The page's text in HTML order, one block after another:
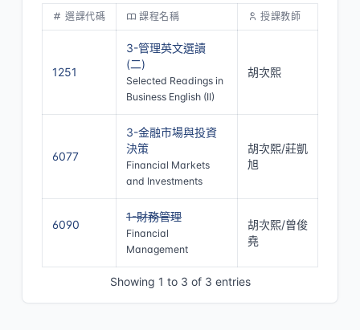
選課代碼 課程名稱 授課教師
1251
3-管理英文選讀
(二)
Selected Readings in
Business English (II)
胡次熙
6077
3-金融市場與投資
決策
Financial Markets
and Investments
胡次熙/莊凱
旭
6090
1-財務管理
Financial
Management
胡次熙/曾俊
堯
Showing 1 to 3 of 3 entries